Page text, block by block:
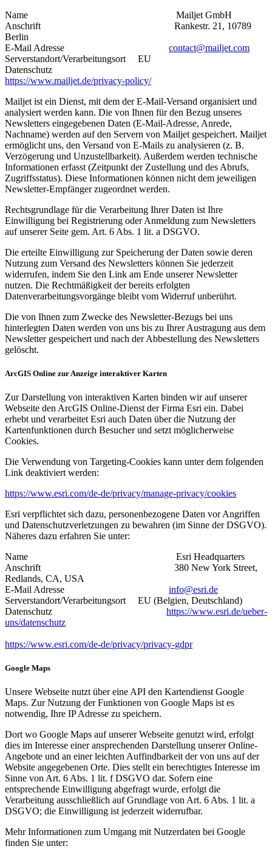
Name Mailjet GmbH
Anschrift Rankestr. 21, 10789
Berlin
E-Mail Adresse contact@mailjet.com
Serverstandort/Verarbeitungsort EU
Datenschutz
https://www.mailjet.de/privacy-policy/
Mailjet ist ein Dienst, mit dem der E-Mail-Versand organisiert und
analysiert werden kann. Die von Ihnen für den Bezug unseres
Newsletters eingegebenen Daten (E-Mail-Adresse, Anrede,
Nachname) werden auf den Servern von Mailjet gespeichert. Mailjet
ermöglicht uns, den Versand von E-Mails zu analysieren (z. B.
Verzögerung und Unzustellbarkeit). Außerdem werden technische
Informationen erfasst (Zeitpunkt der Zustellung und des Abrufs,
Zugriffsstatus). Diese Informationen können nicht dem jeweiligen
Newsletter-Empfänger zugeordnet werden.
Rechtsgrundlage für die Verarbeitung Ihrer Daten ist Ihre
Einwilligung bei Registrierung oder Anmeldung zum Newsletters
auf unserer Seite gem. Art. 6 Abs. 1 lit. a DSGVO.
Die erteilte Einwilligung zur Speicherung der Daten sowie deren
Nutzung zum Versand des Newsletters können Sie jederzeit
widerrufen, indem Sie den Link am Ende unserer Newsletter
nutzen. Die Rechtmäßigkeit der bereits erfolgten
Datenverarbeitungsvorgänge bleibt vom Widerruf unberührt.
Die von Ihnen zum Zwecke des Newsletter-Bezugs bei uns
hinterlegten Daten werden von uns bis zu Ihrer Austragung aus dem
Newsletter gespeichert und nach der Abbestellung des Newsletters
gelöscht.
ArcGIS Online zur Anzeige interaktiver Karten
Zur Darstellung von interaktiven Karten binden wir auf unserer
Webseite den ArcGIS Online-Dienst der Firma Esri ein. Dabei
erhebt und verarbeitet Esri auch Daten über die Nutzung der
Kartenfunktionen durch Besucher und setzt möglicherweise
Cookies.
Die Verwendung von Targeting-Cookies kann unter dem folgenden
Link deaktiviert werden:
https://www.esri.com/de-de/privacy/manage-privacy/cookies
Esri verpflichtet sich dazu, personenbezogene Daten vor Angriffen
und Datenschutz­verletzungen zu bewahren (im Sinne der DSGVO).
Näheres dazu erfahren Sie unter:
Name Esri Headquarters
Anschrift 380 New York Street,
Redlands, CA, USA
E-Mail Adresse info@esri.de
Serverstandort/Verarbeitungsort EU (Belgien, Deutschland)
Datenschutz https://www.esri.de/ueber-
uns/datenschutz
https://www.esri.com/de-de/privacy/privacy-gdpr
Google Maps
Unsere Webseite nutzt über eine API den Kartendienst Google
Maps. Zur Nutzung der Funktionen von Google Maps ist es
notwendig, Ihre IP Adresse zu speichern.
Dort wo Google Maps auf unserer Webseite genutzt wird, erfolgt
dies im Interesse einer ansprechenden Darstellung unserer Online-
Angebote und an einer leichten Auffindbarkeit der von uns auf der
Website angegebenen Orte. Dies stellt ein berechtigtes Interesse im
Sinne von Art. 6 Abs. 1 lit. f DSGVO dar. Sofern eine
entsprechende Einwilligung abgefragt wurde, erfolgt die
Verarbeitung ausschließlich auf Grundlage von Art. 6 Abs. 1 lit. a
DSGVO; die Einwilligung ist jederzeit widerrufbar.
Mehr Informationen zum Umgang mit Nutzerdaten bei Google
finden Sie unter: